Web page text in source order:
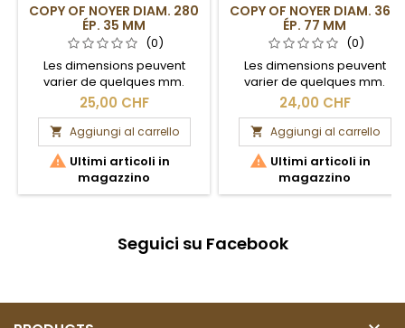
COPY OF NOYER DIAM. 280
ÉP. 35 MM
(0)
Les dimensions peuvent
varier de quelques mm.
Section brute.
25,00 CHF
 Aggiungi al carrello
 Ultimi articoli in
magazzino
COPY OF NOYER DIAM. 360
ÉP. 77 MM
(0)
Les dimensions peuvent
varier de quelques mm.
Section brute.
24,00 CHF
 Aggiungi al carrello
 Ultimi articoli in
magazzino
Seguici su Facebook